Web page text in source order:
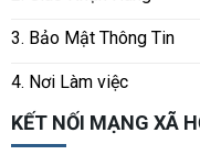
3. Bảo Mật Thông Tin
4. Nơi Làm việc
KẾT NỐI MẠNG XÃ